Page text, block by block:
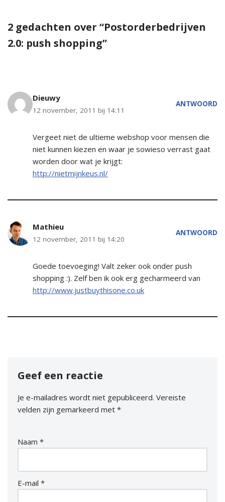
2 gedachten over “Postorderbedrijven
2.0: push shopping”
Dieuwy
12 november, 2011 bij 14:11
ANTWOORD
Vergeet niet de ultieme webshop voor mensen die
niet kunnen kiezen en waar je sowieso verrast gaat
worden door wat je krijgt:
http://nietmijnkeus.nl/
Mathieu
12 november, 2011 bij 14:20
ANTWOORD
Goede toevoeging! Valt zeker ook onder push
shopping :). Zelf ben ik ook erg gecharmeerd van
http://www.justbuythisone.co.uk
Geef een reactie
Je e-mailadres wordt niet gepubliceerd. Vereiste
velden zijn gemarkeerd met *
Naam *
E-mail *